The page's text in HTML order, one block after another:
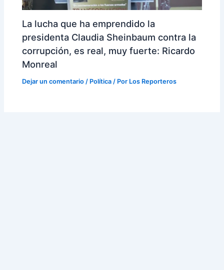
La lucha que ha emprendido la
presidenta Claudia Sheinbaum contra la
corrupción, es real, muy fuerte: Ricardo
Monreal
Dejar un comentario / Política / Por Los Reporteros